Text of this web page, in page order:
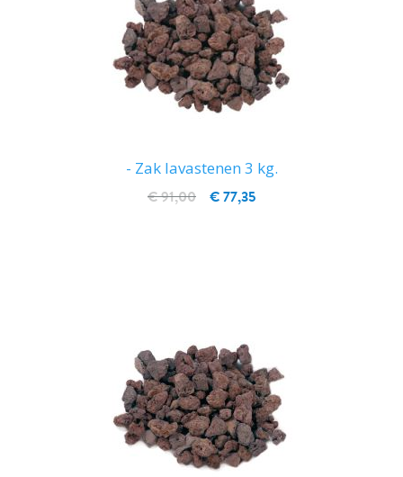
- Zak lavastenen 3 kg.
€ 77,35
€ 91,00